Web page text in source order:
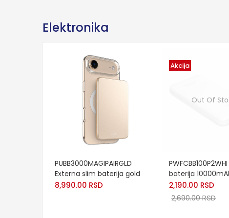
Elektronika
PUBB3000MAGIPAIRGLD
Externa slim baterija gold
8,990.00 RSD
Akcija
Out Of
baterija
2,190.00 RSD
2,690.00RSD